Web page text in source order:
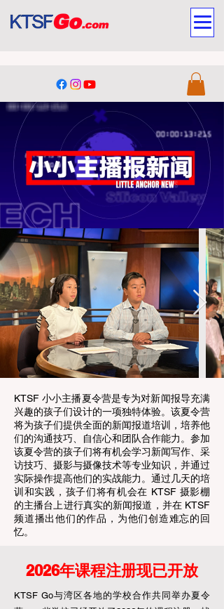
KTSF 小小主播夏令营是专为对新闻报导充满
兴趣的孩子们设计的一项独特体验。该夏令营
将为孩子们提供全面的新闻报道培训，培养他
们的沟通技巧、自信心和团队合作能力。参加
该夏令营的孩子们将有机会学习新闻写作、采
访技巧、摄影与摄像技术等专业知识，并通过
实际操作提高他们的实战能力。通过几天的培
训和实践，孩子们将有机会在 KTSF 摄影棚
的主播台上进行真实的新闻报道，并在 KTSF
频道播出他们的作品，为他们创造难忘的回
忆。
2026年课程注册现已开放
KTSF Go与湾区各地的学校合作共同举办夏令